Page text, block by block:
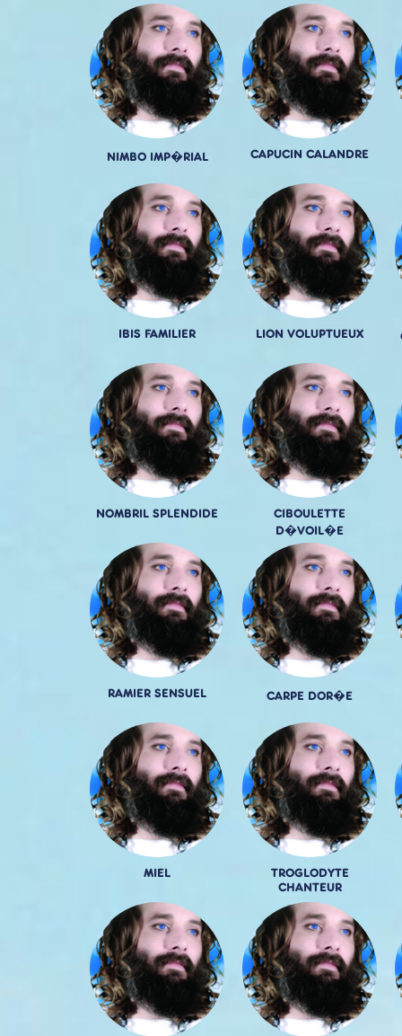
NIMBO IMP�RIAL CAPUCIN CALANDRE
IBIS FAMILIER LION VOLUPTUEUX
NOMBRIL SPLENDIDE
CIBOULETTE
D�VOIL�E
RAMIER SENSUEL CARPE DOR�E
MIEL
TROGLODYTE
CHANTEUR